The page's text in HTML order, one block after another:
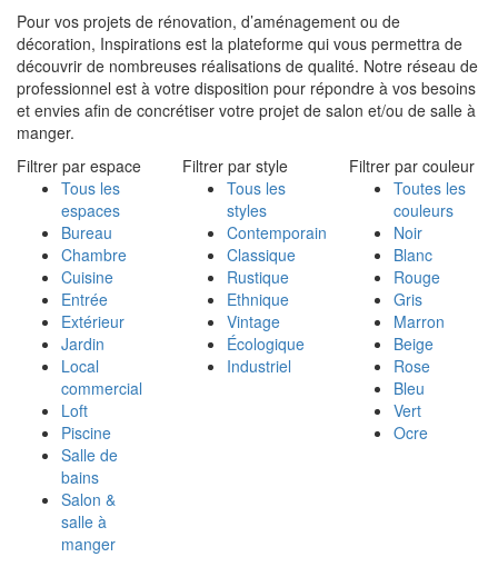
Pour vos projets de rénovation, d’aménagement ou de
décoration, Inspirations est la plateforme qui vous permettra de
découvrir de nombreuses réalisations de qualité. Notre réseau de
professionnel est à votre disposition pour répondre à vos besoins
et envies afin de concrétiser votre projet de salon et/ou de salle à
manger.
Filtrer par espace
Tous les
espaces
Bureau
Chambre
Cuisine
Entrée
Extérieur
Jardin
Local
commercial
Loft
Piscine
Salle de
bains
Salon &
salle à
manger
Filtrer par style
Tous les
styles
Contemporain
Classique
Rustique
Ethnique
Vintage
Écologique
Industriel
Filtrer par couleur
Toutes les
couleurs
Noir
Blanc
Rouge
Gris
Marron
Beige
Rose
Bleu
Vert
Ocre